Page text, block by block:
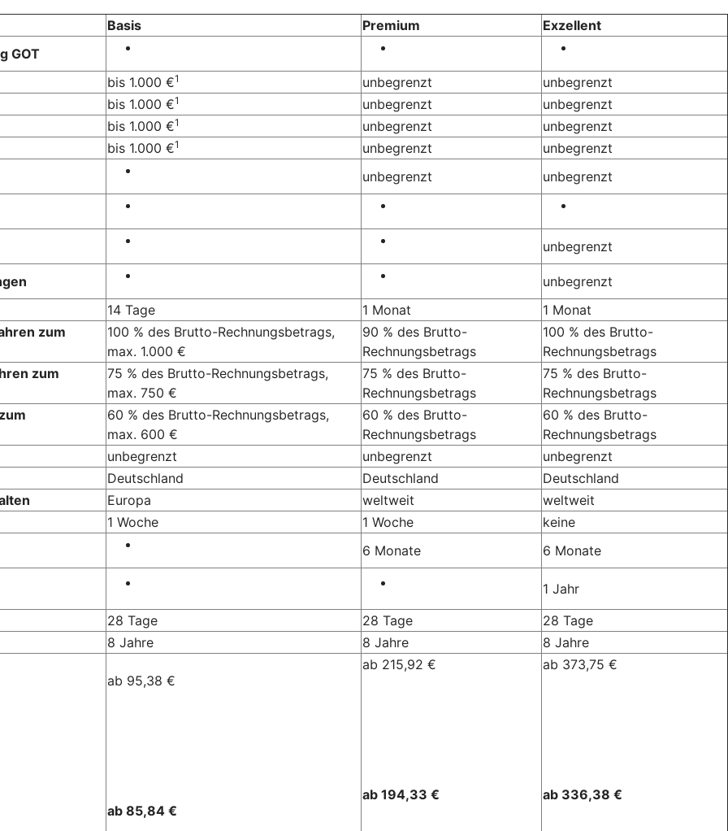
Basis Premium
Exzellent
GOT
bis 1.000 €1 unbegrenzt
unbegrenzt
bis 1.000 €1 unbegrenzt
unbegrenzt
bis 1.000 €1 unbegrenzt
unbegrenzt
bis 1.000 €1 unbegrenzt
unbegrenzt
unbegrenzt
unbegrenzt
unbegrenzt
unbegrenzt
14 Tage
1 Monat
1 Monat
zum
100 % des Brutto-Rechnungsbetrags,
max. 1.000 €
90 % des Brutto-
Rechnungsbetrags
100 % des Brutto-
Rechnungsbetrags
zum
75 % des Brutto-Rechnungsbetrags,
max. 750 €
75 % des Brutto-
Rechnungsbetrags
75 % des Brutto-
Rechnungsbetrags
60 % des Brutto-Rechnungsbetrags,
max. 600 €
60 % des Brutto-
Rechnungsbetrags
60 % des Brutto-
Rechnungsbetrags
unbegrenzt
unbegrenzt
unbegrenzt
Deutschland
Deutschland
Deutschland
Europa weltweit
weltweit
1 Woche
1 Woche
keine
6 Monate
6 Monate
1 Jahr
28 Tage
28 Tage
28 Tage
8 Jahre
8 Jahre 8 Jahre
ab 95,38 €
ab 85,84 €
ab 215,92 €
ab 194,33 €
ab 373,75 €
ab 336,38 €